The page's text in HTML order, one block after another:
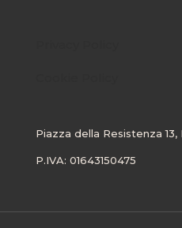
Piazza della Resistenza 13,
P.IVA: 01643150475